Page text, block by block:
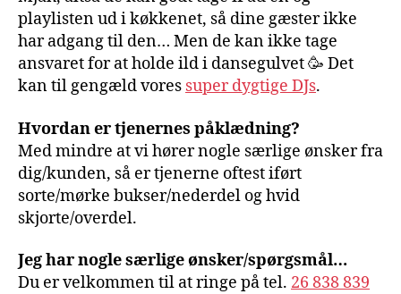
playlisten ud i køkkenet, så dine gæster ikke
har adgang til den… Men de kan ikke tage
ansvaret for at holde ild i dansegulvet 🥳 Det
kan til gengæld vores super dygtige DJs.
Hvordan er tjenernes påklædning?
Med mindre at vi hører nogle særlige ønsker fra
dig/kunden, så er tjenerne oftest iført
sorte/mørke bukser/nederdel og hvid
skjorte/overdel.
Jeg har nogle særlige ønsker/spørgsmål…
Du er velkommen til at ringe på tel. 26 838 839